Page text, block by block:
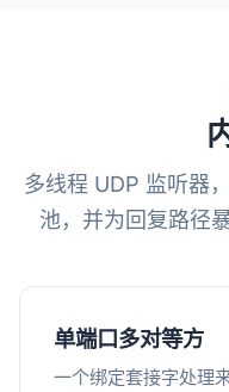
多线程 UDP 监听器
池，并为回复路径
单端口多对等方
一个绑定套接字处理